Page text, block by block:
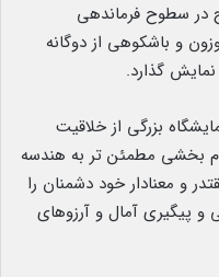
در سطوح فرماندهی
و باشکوهی از دوگانه
گذارد.
بزرگی از خلاقیت
بخشی مطمئن تر به هندسه
و معنادار خود دشمنان را
و پیگیری آمال و آرزوهای